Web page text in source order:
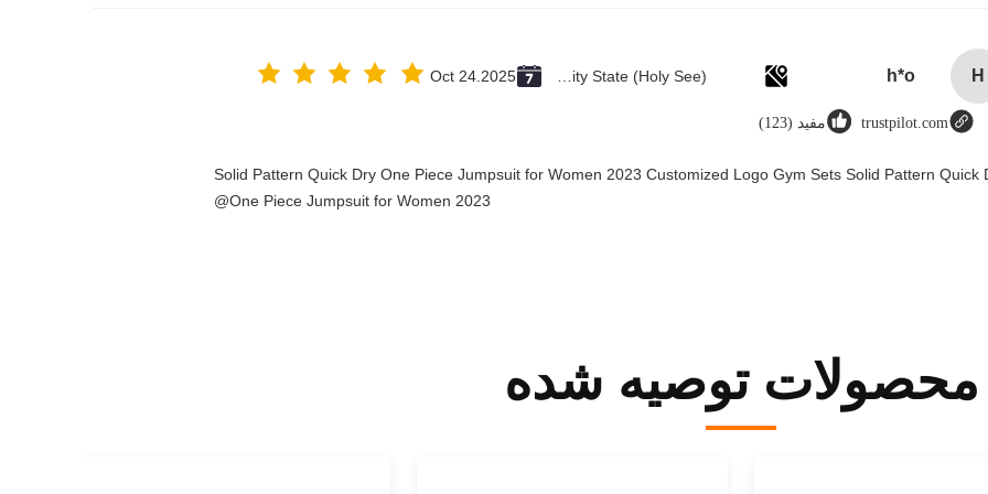
H
h*o
Oct 24.2025
trustpilot.com مفید (123)
Solid Pattern Quick Dry One Piece Jumpsuit for Women 2023 Customized Logo Gym Sets Solid Pattern Quick
One Piece Jumpsuit for Women 2023@
محصولات توصیه شده